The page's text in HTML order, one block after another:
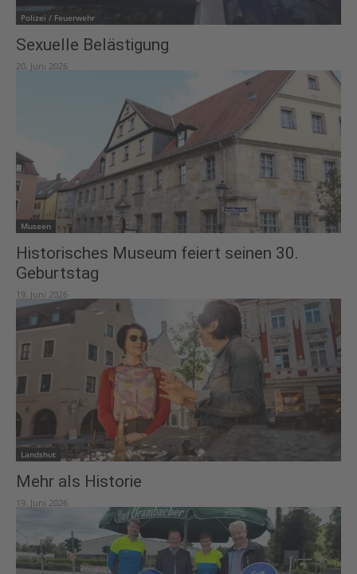
Polizei / Feuerwehr
Sexuelle Belästigung
20. Juni 2026
Museen
Historisches Museum feiert seinen 30.
Geburtstag
19. Juni 2026
Landshut
Mehr als Historie
19. Juni 2026